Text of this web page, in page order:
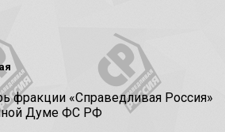
фракции «Справедливая Россия»
Думе ФС РФ